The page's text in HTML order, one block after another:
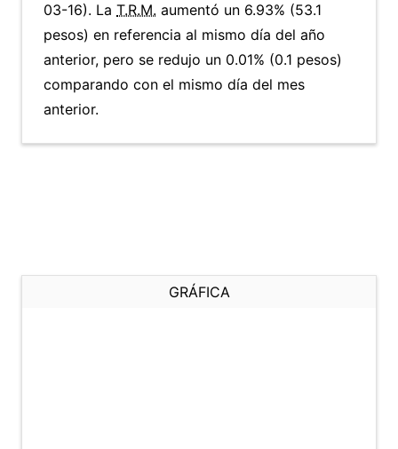
03-16). La T.R.M. aumentó un 6.93% (53.1
pesos) en referencia al mismo día del año
anterior, pero se redujo un 0.01% (0.1 pesos)
comparando con el mismo día del mes
anterior.
GRÁFICA